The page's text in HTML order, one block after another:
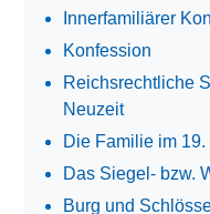
Innerfamiliärer
Konfession
Reichsrechtliche
Neuzeit
Die Familie im
Das Siegel- bzw.
Burg und